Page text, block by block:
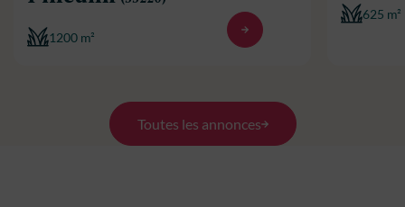
1200 m²
625 m²
Toutes les annonces